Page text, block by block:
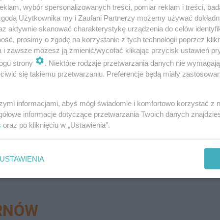
kierowców. Przy pojawieniu się w pracy,
badana jest temperatura – dodaje Jerzy
ograniczając możliwość zarażenia się koronawirusem,
wybór spersonalizowanych treści, pomiar reklam i treści,
Użytkownika my i Zaufani Partnerzy możemy używać
aktywnie skanować charakterystykę urządzenia do celów
prosimy o zgodę na korzystanie z tych technologii poprzez
i zawsze możesz ją zmienić/wycofać klikając przycisk ustawień
strony
. Niektóre rodzaje przetwarzania danych nie
się takiemu przetwarzaniu. Preferencje będą miały
informacjami, abyś mógł świadomie i komfortowo korzystać z
informacje dotyczące przetwarzania Twoich danych
oraz po kliknięciu w „Ustawienia”.
USTAWIENIA